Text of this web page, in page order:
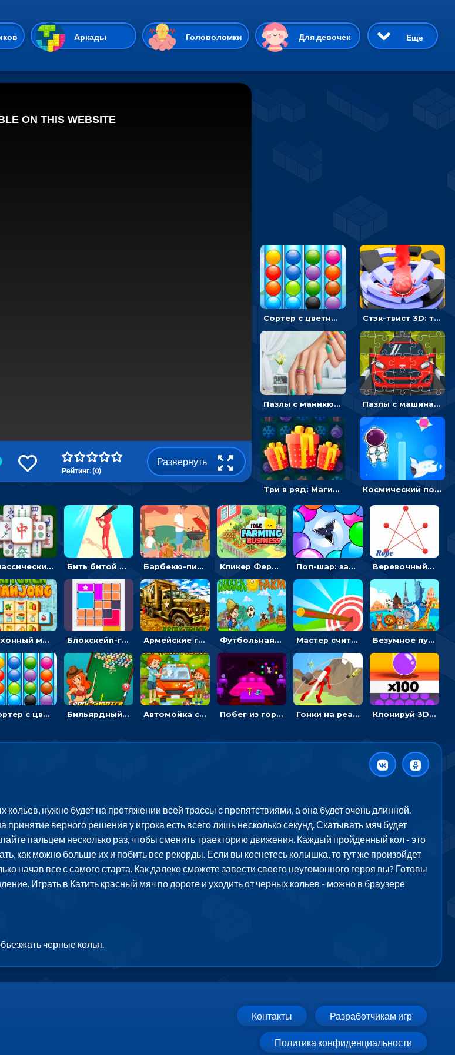
Аркады Головоломки Для девочек
Веселые 3D Приключения
Еще
Сортер с цветными шариками: размещать в колбах по цвету Стэк-твист 3D: тапай по шарику, чтобы разбивать платформы
Пазлы с маникюром: собери идеальный рисунок для ногтей Пазлы с машинами Форд: собирать картинки и открывать новые
Три в ряд: Магические рождественские драгоценности Космический побег: двигать космонавта, чтобы попасть к кораблю
Рейтинг: (0)
Развернуть
Классический маджонг на время: находить пары одинаковых плиток, чтобы расчищать поле Бить битой по шарику, чтобы сбивать кубики с буквами на пути к финишу - 3D Барбекю-пикник: искать скрытые предметы на картинках - головоломка Кликер Фермерский бизнес: расти овощи, чтобы богатеть Поп-шар: запускать колючку, чтобы лопать воздушные шарики Веревочный мастер: двигай узелки и развязывай их
Кухонный маджонг: соединять пары посуды и расчищать поле Блокскейп-головоломка: двигать блоки, чтобы достать элемент со звездой Армейские грузовики в пазлах: собери военную машину Футбольная ферма: бей по мячу, чтобы забивать в ворота и ловить звезды Мастер считать стрелы: увеличивать запас, чтобы поразить больше целей Безумное путешествие друзей по миру: собирать пазлы из фото с животными
Сортер с цветными шариками: размещать в колбах по цвету Бильярдный пул: стрелять шариками, чтобы взрывать одинаковые Автомойка со скрытыми звездами: ищи на время Побег из горной деревни: решай головоломки, чтобы открыть ворота Гонки на реактивном ранце: избегать преград, чтобы лететь к финишу Клонируй 3D шарики и сливай их в воронку
кольев, нужно будет на протяжении всей трассы с препятствиями, а она будет очень длинной.
верного решения у игрока есть всего лишь несколько секунд. Скатывать мяч будет
пальцем несколько раз, чтобы сменить траекторию движения. Каждый пройденный кол - это
как можно больше их и побить все рекорды. Если вы коснетесь колышка, то тут же произойдет
начав все с самого старта. Как далеко сможете завести своего неугомонного героя вы? Готовы
Играть в Катить красный мяч по дороге и уходить от черных кольев - можно в браузере
черные колья.
Контакты Разработчикам игр
Политика конфиденциальности